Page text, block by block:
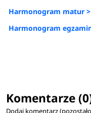
Harmonogram matur >
Harmonogram
Komentarze
Dodaj komentarz (pozostało